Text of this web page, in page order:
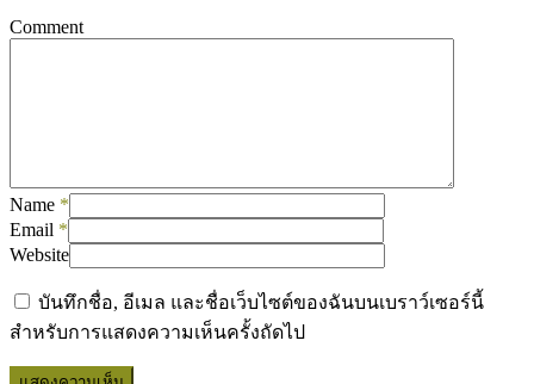
Comment
Name *
Email *
Website
บันทึกชื่อ, อีเมล และชื่อเว็บไซต์ของฉันบนเบราว์เซอร์นี้
สำหรับการแสดงความเห็นครั้งถัดไป